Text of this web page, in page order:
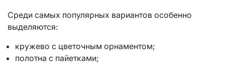
Среди самых популярных вариантов особенно
выделяются:
кружево с цветочным орнаментом;
полотна с пайетками;